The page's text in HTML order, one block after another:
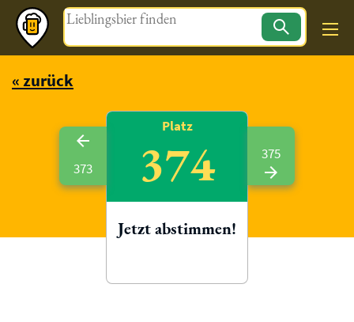
Magazin
« zurück
373
Platz
374
Jetzt abstimmen!
375